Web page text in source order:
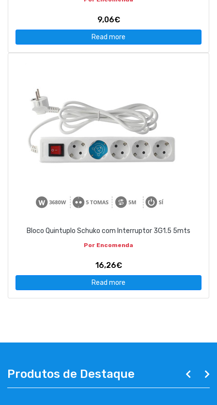
9,06€
Read more
Bloco Quintuplo Schuko com Interruptor 3G1.5 5mts
Por Encomenda
16,26€
Read more
Produtos de Destaque